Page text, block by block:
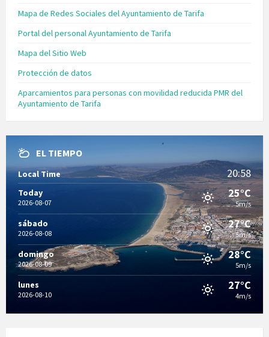
Mapa de Redes Sociales del Ayuntamiento de Tarifa
Portal del personal Ayuntamiento de Tarifa
Mapa del Sitio Web
Protección de datos
Aparcamientos para personas con movilidad reducida PMR del
Ayuntamiento de Tarifa
EL TIEMPO
Local Time 20:58
Today
2026-08-07
25°C
5m/s
sábado
2026-08-08
27°C
5m/s
domingo
2026-08-09
28°C
5m/s
lunes
2026-08-10
27°C
4m/s